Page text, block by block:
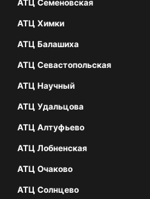
АТЦ Семеновская
АТЦ Химки
АТЦ Балашиха
АТЦ Севастопольская
АТЦ Научный
АТЦ Удальцова
АТЦ Алтуфьево
АТЦ Лобненская
АТЦ Очаково
АТЦ Солнцево